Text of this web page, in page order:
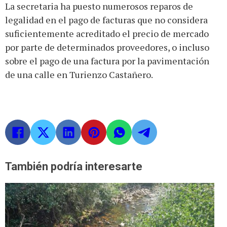
La secretaria ha puesto numerosos reparos de
legalidad en el pago de facturas que no considera
suficientemente acreditado el precio de mercado
por parte de determinados proveedores, o incluso
sobre el pago de una factura por la pavimentación
de una calle en Turienzo Castañero.
También podría interesarte